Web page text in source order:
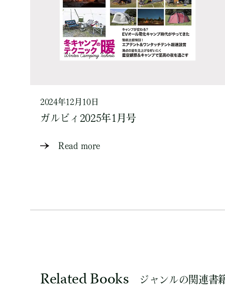
2024年12月10日
ガルビィ2025年1月号
Read more
Related Books ジャンルの関連書